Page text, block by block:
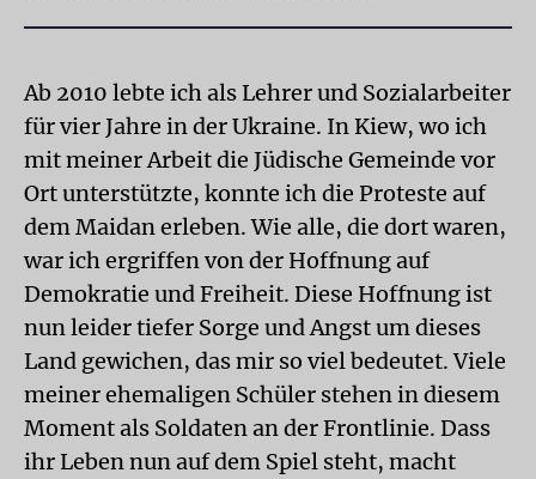
Ab 2010 lebte ich als Lehrer und Sozialarbeiter
für vier Jahre in der Ukraine. In Kiew, wo ich
mit meiner Arbeit die Jüdische Gemeinde vor
Ort unterstützte, konnte ich die Proteste auf
dem Maidan erleben. Wie alle, die dort waren,
war ich ergriffen von der Hoffnung auf
Demokratie und Freiheit. Diese Hoffnung ist
nun leider tiefer Sorge und Angst um dieses
Land gewichen, das mir so viel bedeutet. Viele
meiner ehemaligen Schüler stehen in diesem
Moment als Soldaten an der Frontlinie. Dass
ihr Leben nun auf dem Spiel steht, macht